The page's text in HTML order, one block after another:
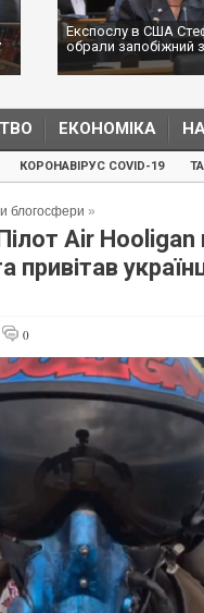
Експослу в США
обрали запобіжний
ЕКОНОМІКА
КОРОНАВІРУС COVID-19
блогосфери »
Air Hooligan
0